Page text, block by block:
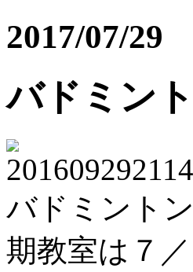
2017/07/29
バドミン
バドミント
期教室は７